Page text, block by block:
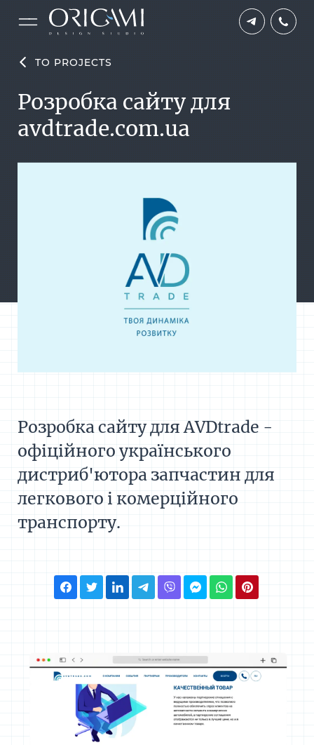
TO PROJECTS
Розробка сайту для
avdtrade.com.ua
Розробка сайту для AVDtrade -
офіційного українського
дистриб'ютора запчастин для
легкового і комерційного
транспорту.